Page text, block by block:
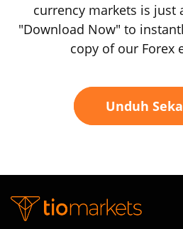
currency markets is just
"Download Now" to
copy of our Forex
Unduh